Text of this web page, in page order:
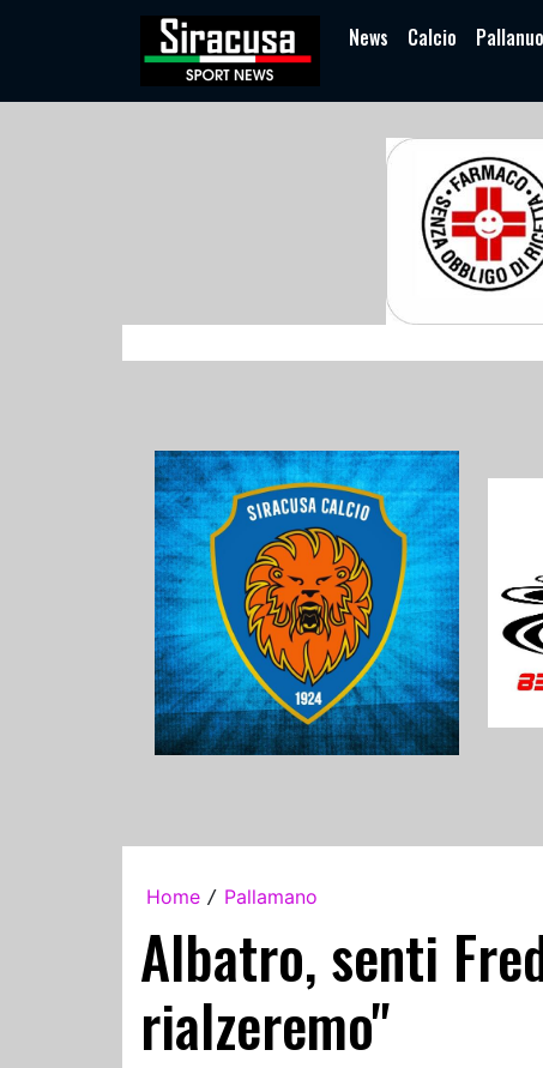
News Calcio
Home / Pallamano
Albatro, senti
rialzeremo"